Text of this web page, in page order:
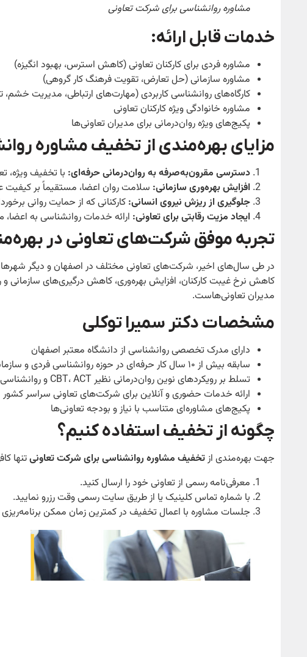
مشاوره روانشناسی برای شرکت تعاونی
خدمات قابل ارائه:
مشاوره فردی برای کارکنان تعاونی (کاهش استرس، بهبود انگیزه)
مشاوره سازمانی (حل تعارض، تقویت فرهنگ کار گروهی)
کارگاه‌های روانشناسی کاربردی (مهارت‌های ارتباطی، مدیریت خشم،
مشاوره خانوادگی ویژه کارکنان تعاونی
پکیج‌های ویژه روان‌درمانی برای مدیران تعاونی‌ها
مزایای بهره‌مندی از تخفیف مشاوره
دسترسی مقرون‌به‌صرفه به روان‌درمانی حرفه‌ای: با تخفیف ویژه،
افزایش بهره‌وری سازمانی: سلامت روان اعضا، مستقیماً بر کیفیت
جلوگیری از ریزش نیروی انسانی: کارکنانی که از حمایت روانی
ایجاد مزیت رقابتی برای تعاونی: ارائه خدمات روانشناسی به اعضا،
تجربه موفق شرکت‌های تعاونی در
در طی سال‌های اخیر، شرکت‌های تعاونی مختلف در اصفهان و دیگر شهرها
کاهش نرخ غیبت کارکنان، افزایش بهره‌وری، کاهش درگیری‌های سازمانی
مدیران تعاونی‌هاست.
مشخصات دکتر سمیرا توکلی
دارای مدرک تخصصی روانشناسی از دانشگاه معتبر اصفهان
سابقه بیش از ۱۰ سال کار حرفه‌ای در حوزه روانشناسی فردی و سازمانی
تسلط بر رویکردهای نوین روان‌درمانی نظیر CBT، ACT و روانشناسی مثبت‌گرا
ارائه خدمات حضوری و آنلاین برای شرکت‌های تعاونی سراسر کشور
پکیج‌های مشاوره‌ای متناسب با نیاز و بودجه تعاونی‌ها
چگونه از تخفیف استفاده کنیم؟
جهت بهره‌مندی ازتخفیف مشاوره روانشناسی برای شرکت تعاونیتنها
معرفی‌نامه رسمی از تعاونی خود را ارسال کنید.
با شماره تماس کلینیک یا از طریق سایت رسمی وقت رزرو نمایید.
جلسات مشاوره با اعمال تخفیف در کمترین زمان ممکن